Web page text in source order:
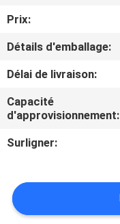
CONTRÔLE
DE
QUALITÉ
CONTACTEZ-
NOUVELLES
Prix:
Détails d'emballage:
Délai de livraison:
Capacité
d'approvisionnement:
Surligner: